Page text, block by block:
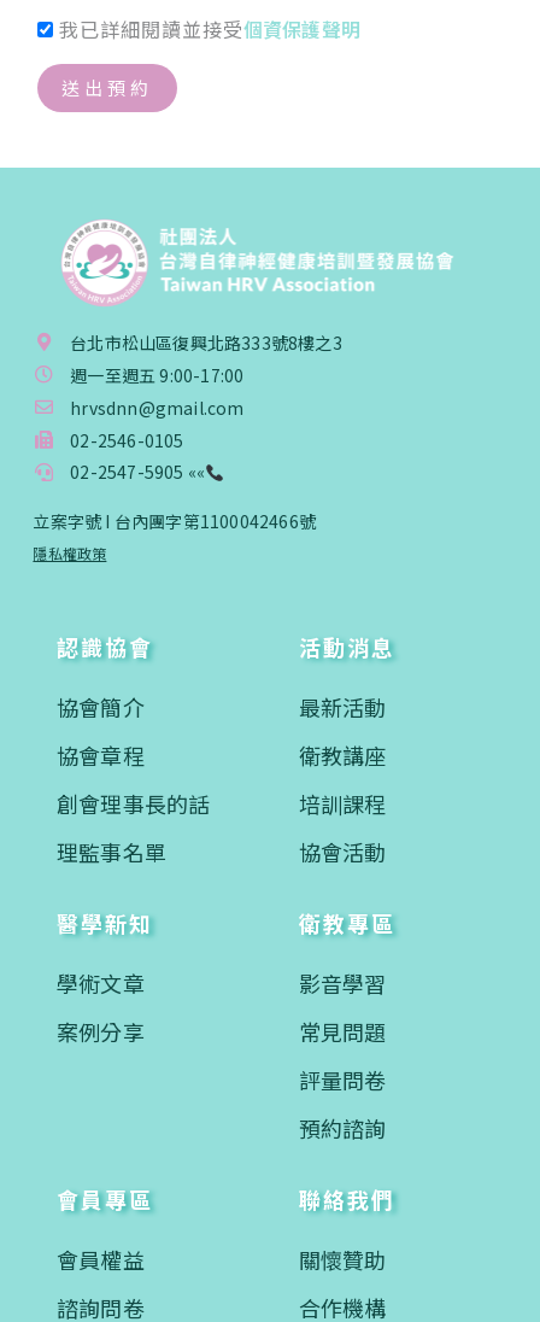
我已詳細閱讀並接受個資保護聲明
送出預約
台北市松山區復興北路333號8樓之3
週一至週五 9:00-17:00
hrvsdnn@gmail.com
02-2546-0105
02-2547-5905 ««
立案字號 I 台內團字第1100042466號
隱私權政策
認識協會
協會簡介
協會章程
創會理事長的話
理監事名單
活動消息
最新活動
衛教講座
培訓課程
協會活動
醫學新知
學術文章
案例分享
衛教專區
影音學習
常見問題
評量問卷
預約諮詢
會員專區
會員權益
諮詢問卷
聯絡我們
關懷贊助
合作機構